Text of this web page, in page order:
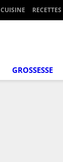
CUISINE RECETTES
GROSSESSE